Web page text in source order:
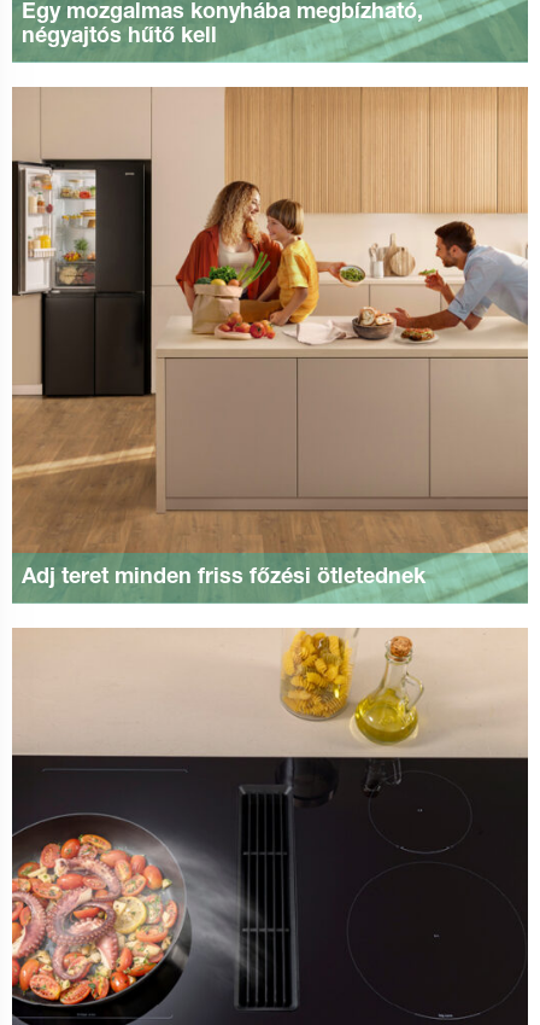
Egy mozgalmas konyhába megbízható,
négyajtós hűtő kell
Adj teret minden friss főzési ötletednek